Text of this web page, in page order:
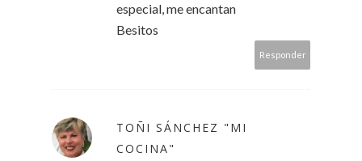
especial, me encantan
Besitos
Responder
TOÑI SÁNCHEZ "MI
COCINA"